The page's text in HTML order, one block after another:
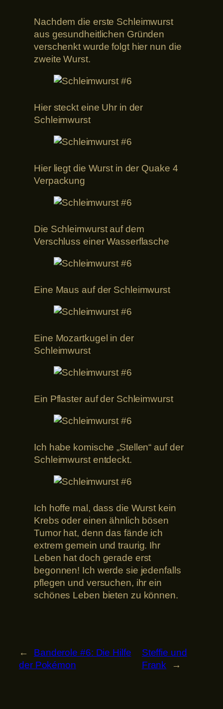
Nachdem die erste Schleimwurst
aus gesundheitlichen Gründen
verschenkt wurde folgt hier nun die
zweite Wurst.
Hier steckt eine Uhr in der
Schleimwurst
Hier liegt die Wurst in der Quake 4
Verpackung
Die Schleimwurst auf dem
Verschluss einer Wasserflasche
Eine Maus auf der Schleimwurst
Eine Mozartkugel in der
Schleimwurst
Ein Pflaster auf der Schleimwurst
Ich habe komische „Stellen“ auf der
Schleimwurst entdeckt.
Ich hoffe mal, dass die Wurst kein
Krebs oder einen ähnlich bösen
Tumor hat, denn das fände ich
extrem gemein und traurig. Ihr
Leben hat doch gerade erst
begonnen! Ich werde sie jedenfalls
pflegen und versuchen, ihr ein
schönes Leben bieten zu können.
←
Banderole #6: Die Hilfe
der Pokémon
Steffie und
Frank
→